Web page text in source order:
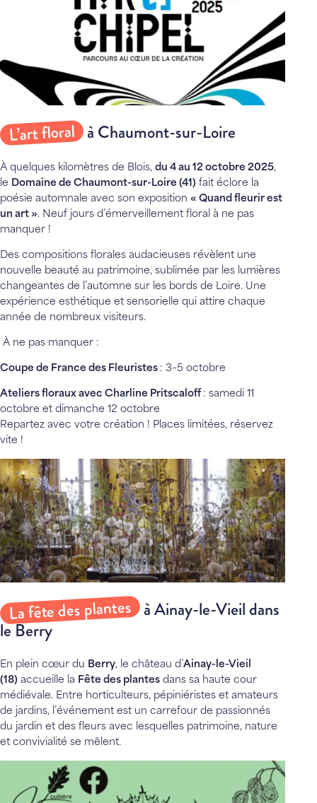
L’art floral à Chaumont-sur-Loire
À quelques kilomètres de Blois, du 4 au 12 octobre 2025,
le Domaine de Chaumont-sur-Loire (41) fait éclore la
poésie automnale avec son exposition « Quand fleurir est
un art ». Neuf jours d’émerveillement floral à ne pas
manquer !
Des compositions florales audacieuses révèlent une
nouvelle beauté au patrimoine, sublimée par les lumières
changeantes de l’automne sur les bords de Loire. Une
expérience esthétique et sensorielle qui attire chaque
année de nombreux visiteurs.
À ne pas manquer :
Coupe de France des Fleuristes : 3–5 octobre
Ateliers floraux avec Charline Pritscaloff : samedi 11
octobre et dimanche 12 octobre
Repartez avec votre création ! Places limitées, réservez
vite !
La fête des plantes à Ainay-le-Vieil dans
le Berry
En plein cœur du Berry, le château d’Ainay-le-Vieil
(18) accueille la Fête des plantes dans sa haute cour
médiévale. Entre horticulteurs, pépiniéristes et amateurs
de jardins, l’événement est un carrefour de passionnés
du jardin et des fleurs avec lesquelles patrimoine, nature
et convivialité se mêlent.